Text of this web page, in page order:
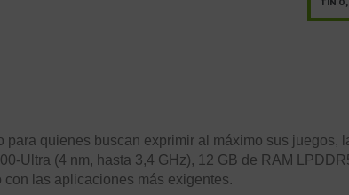
para quienes buscan exprimir al máximo sus
Ultra (4 nm, hasta 3,4 GHz), 12 GB de RAM
las aplicaciones más exigentes.